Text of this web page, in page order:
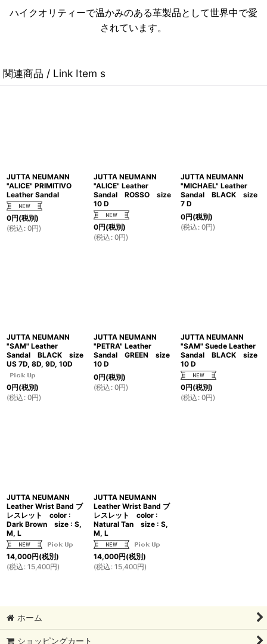
ハイクオリティーで温かみのある革製品として世界中で愛
されています。
関連商品 / Link Item s
JUTTA NEUMANN
"ALICE" PRIMITIVO
Leather Sandal
0円(税別)
(税込 : 0円)
JUTTA NEUMANN
"ALICE" Leather
Sandal ROSSO size
10 D
0円(税別)
(税込 : 0円)
JUTTA NEUMANN
"MICHAEL" Leather
Sandal BLACK size
7 D
0円(税別)
(税込 : 0円)
JUTTA NEUMANN
"SAM" Leather
Sandal BLACK size
US 7D, 8D, 9D, 10D
0円(税別)
(税込 : 0円)
JUTTA NEUMANN
"PETRA" Leather
Sandal GREEN size
10 D
0円(税別)
(税込 : 0円)
JUTTA NEUMANN
"SAM" Suede Leather
Sandal BLACK size
10 D
0円(税別)
(税込 : 0円)
JUTTA NEUMANN
Leather Wrist Band ブ
レスレット color :
Dark Brown size : S,
M, L
14,000円(税別)
(税込 : 15,400円)
JUTTA NEUMANN
Leather Wrist Band ブ
レスレット color :
Natural Tan size : S,
M, L
14,000円(税別)
(税込 : 15,400円)
ホーム
ショッピングカート